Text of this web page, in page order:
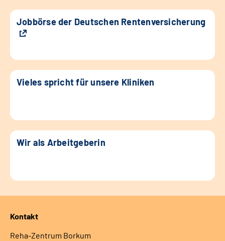
Jobbörse der Deutschen Rentenversicherung
Vieles spricht für unsere Kliniken
Wir als Arbeitgeberin
Kontakt
Reha-Zentrum Borkum